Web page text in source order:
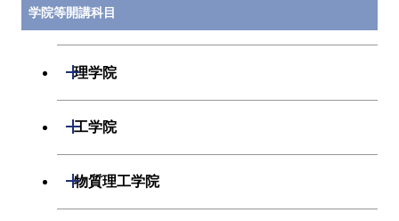
学院等開講科目
理学院
開閉
化学系
工学院
開閉
機械系
物質理工学院
開閉